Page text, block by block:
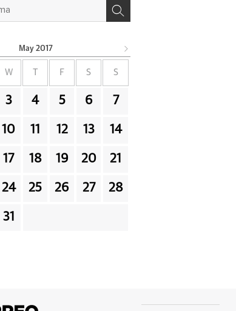
May 2017
W F S S
3 4 5 6 7
10 11 12 13 14
17 18 19 20 21
24 25 26 27 28
31